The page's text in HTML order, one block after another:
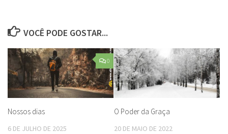
VOCÊ PODE GOSTAR...
0
Nossos dias
6 DE JULHO DE 2025
O Poder da Graça
20 DE MAIO DE 2022